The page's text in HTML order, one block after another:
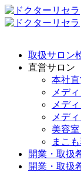
取扱サロン
直営サロン
本社直
メデ
メデ
メデ
美容
まこ
開業・取扱
開業・取扱